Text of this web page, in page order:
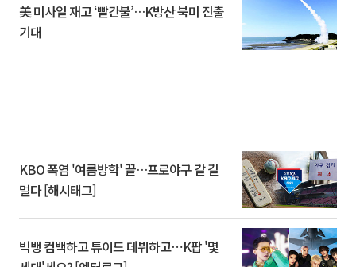
美 미사일 재고 ‘빨간불’…K방산 북미 진출
기대
KBO 폭염 '여름방학' 끝…프로야구 갈 길
멀다 [해시태그]
빅뱅 컴백하고 튜이드 데뷔하고⋯K팝 '몇